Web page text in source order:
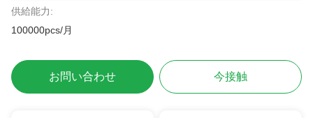
供給能力:
100000pcs/月
お問い合わせ 今接触